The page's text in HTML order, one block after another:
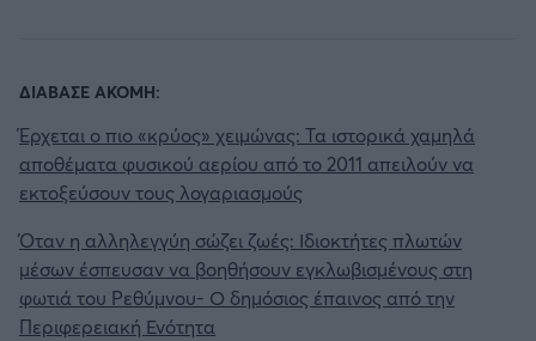
ΔΙΑΒΑΣΕ ΑΚΟΜΗ:
Έρχεται ο πιο «κρύος» χειμώνας: Τα ιστορικά χαμηλά
αποθέματα φυσικού αερίου από το 2011 απειλούν να
εκτοξεύσουν τους λογαριασμούς
Όταν η αλληλεγγύη σώζει ζωές: Ιδιοκτήτες πλωτών
μέσων έσπευσαν να βοηθήσουν εγκλωβισμένους στη
φωτιά του Ρεθύμνου- Ο δημόσιος έπαινος από την
Περιφερειακή Ενότητα